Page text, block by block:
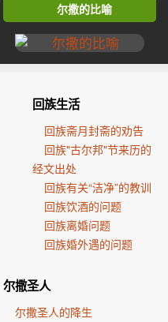
尔撒的比喻
回族生活
回族斋月封斋的劝告
回族"古尔邦"节来历的
经文出处
回族有关“洁净”的教训
回族饮酒的问题
回族离婚问题
回族婚外遇的问题
尔撒圣人
尔撒圣人的降生